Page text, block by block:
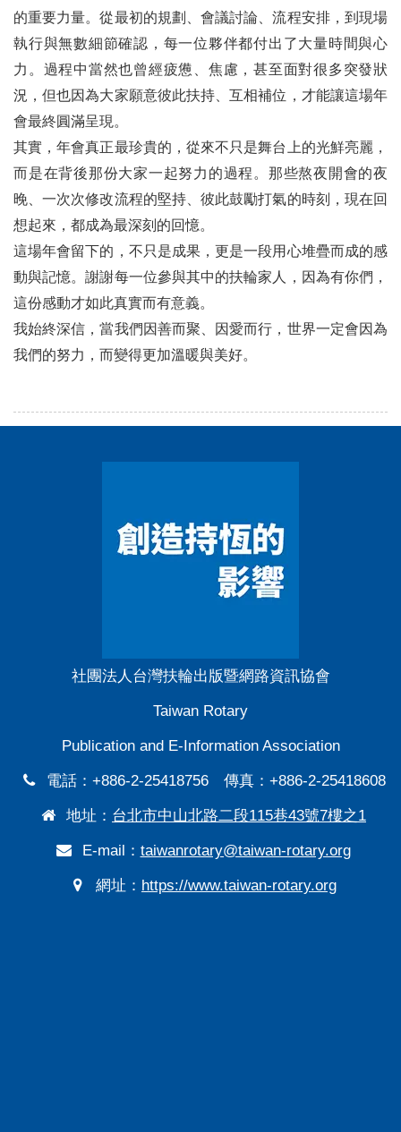
的重要力量。從最初的規劃、會議討論、流程安排，到現場
執行與無數細節確認，每一位夥伴都付出了大量時間與心
力。過程中當然也曾經疲憊、焦慮，甚至面對很多突發狀
況，但也因為大家願意彼此扶持、互相補位，才能讓這場年
會最終圓滿呈現。
其實，年會真正最珍貴的，從來不只是舞台上的光鮮亮麗，
而是在背後那份大家一起努力的過程。那些熬夜開會的夜
晚、一次次修改流程的堅持、彼此鼓勵打氣的時刻，現在回
想起來，都成為最深刻的回憶。
這場年會留下的，不只是成果，更是一段用心堆疊而成的感
動與記憶。謝謝每一位參與其中的扶輪家人，因為有你們，
這份感動才如此真實而有意義。
我始終深信，當我們因善而聚、因愛而行，世界一定會因為
我們的努力，而變得更加溫暖與美好。
社團法人台灣扶輪出版暨網路資訊協會
Taiwan Rotary
Publication and E-Information Association
電話：+886-2-25418756 傳真：+886-2-25418608
地址： 台北市中山北路二段115巷43號7樓之1
E-mail： taiwanrotary@taiwan-rotary.org
網址： https://www.taiwan-rotary.org